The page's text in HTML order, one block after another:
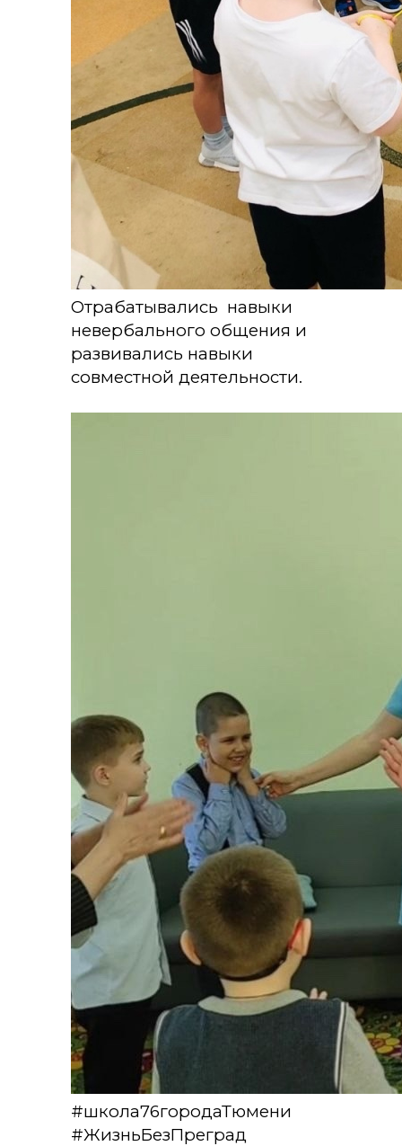
Отрабатывались навыки
невербального общения и
развивались навыки
совместной деятельности.
#школа76городаТюмени
#ЖизньБезПреград